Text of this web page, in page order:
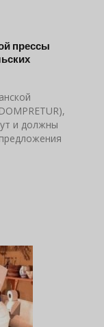
прессы
и должны